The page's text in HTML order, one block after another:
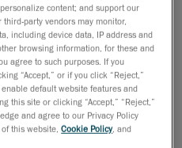
la notizia in un meeting d
Sita da 10 anni in rue
la sede Creaform include
produzione,
vendita,
content; and support our
party vendors may monitor,
including device data, IP address and
browsing information, for these and
agree to such purposes. If you
“Accept,” or if you click “Reject,”
default website features and
this site or clicking “Accept,” “Reject,”
and agree to our Privacy Policy
of this website,Cookie Policy, and